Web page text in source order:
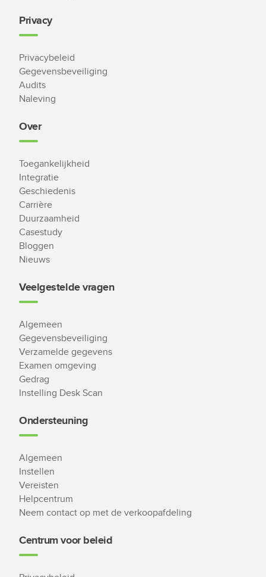
Privacy
Privacybeleid
Gegevensbeveiliging
Audits
Naleving
Over
Toegankelijkheid
Integratie
Geschiedenis
Carrière
Duurzaamheid
Casestudy
Bloggen
Nieuws
Veelgestelde vragen
Algemeen
Gegevensbeveiliging
Verzamelde gegevens
Examen omgeving
Gedrag
Instelling Desk Scan
Ondersteuning
Algemeen
Instellen
Vereisten
Helpcentrum
Neem contact op met de verkoopafdeling
Centrum voor beleid